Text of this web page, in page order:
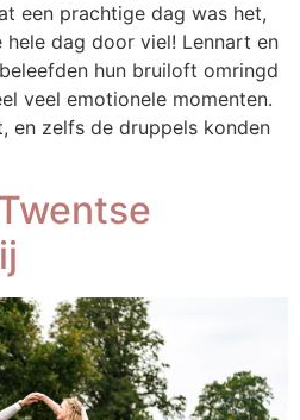
een prachtige dag was het,
dag door viel! Lennart en
hun bruiloft omringd
veel emotionele momenten.
en zelfs de druppels konden